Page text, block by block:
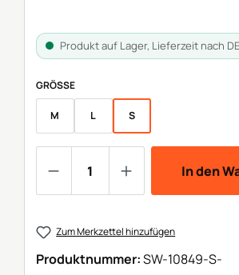
Produkt auf Lager, Lieferzeit nach
GRÖSSEAUSWÄHLEN
M L S
In den
Zum Merkzettel hinzufügen
Produktnummer:SW-10849-S-